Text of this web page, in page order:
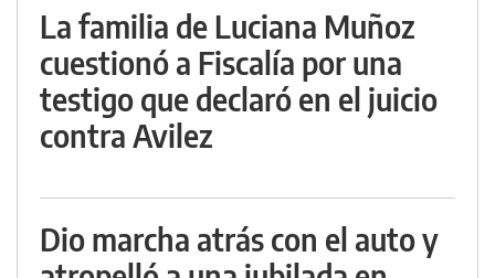
La familia de Luciana Muñoz
cuestionó a Fiscalía por una
testigo que declaró en el juicio
contra Avilez
Dio marcha atrás con el auto y